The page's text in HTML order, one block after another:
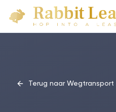
Terug naar Wegtransport